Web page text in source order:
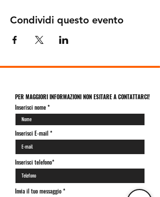
Condividi questo evento
PER MAGGIORI INFORMAZIONI NON ESITARE A CONTATTARCI!
Inserisci nome
Inserisci E-mail
Inserisci telefono*
Invia il tuo messaggio